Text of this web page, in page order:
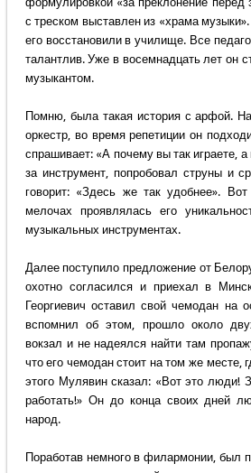
с треском выставлен из «храма
его восстановили в училище. Все
талантлив. Уже в восемнадцать лет он
музыкантом.
Помню, была такая история с арфой.
оркестр, во время репетиции он
спрашивает: «А почему вы так играете,
за инструмент, попробовал струны и
говорит: «Здесь же так удобнее».
мелочах проявлялась его
музыкальных инструментах.
Далее поступило предложение от
охотно согласился и приехал в
Георгиевич оставил свой чемодан на
вспомнил об этом, прошло около
вокзал и не надеялся найти там
что его чемодан стоит на том же месте,
этого Мулявин сказал: «Вот это люди!
работать!» Он до конца своих дней
народ.
Поработав немного в филармонии, был